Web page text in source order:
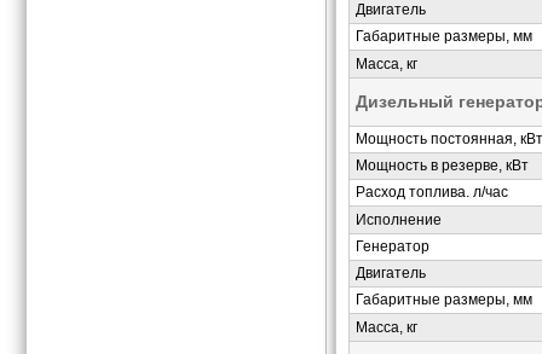
Двигатель
Габаритные размеры, мм
Масса, кг
Дизельный
Мощность постоянная, кВт
Мощность в резерве, кВт
Расход топлива. л/час
Исполнение
Генератор
Двигатель
Габаритные размеры, мм
Масса, кг